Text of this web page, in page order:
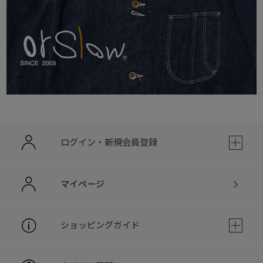
ログイン・新規会員登録
マイページ
ショッピングガイド